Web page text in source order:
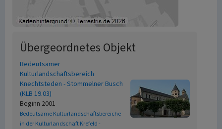
Übergeordnetes Objekt
Bedeutsamer
Kulturlandschaftsbereich
Knechtsteden - Stommelner Busch
(KLB 19.03)
Beginn 2001
Bedeutsame Kulturlandschaftsbereiche
in der Kulturlandschaft Krefeld -